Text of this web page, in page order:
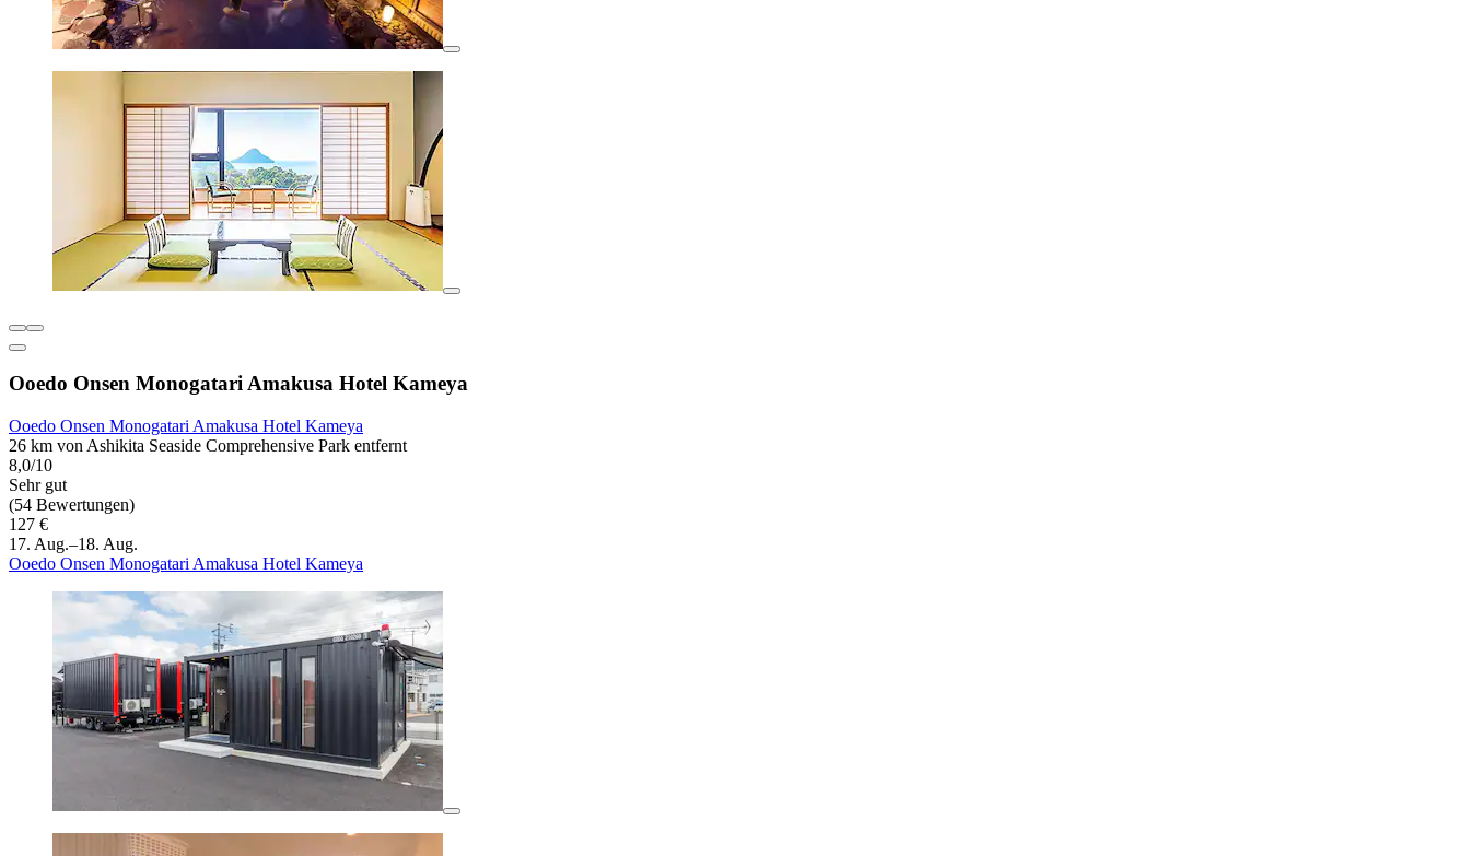
Ooedo Onsen Monogatari Amakusa Hotel Kameya
Ooedo Onsen Monogatari Amakusa Hotel Kameya
26 km von Ashikita Seaside Comprehensive Park entfernt
8,0/10
Sehr gut
(54 Bewertungen)
127 €
17. Aug.–18. Aug.
Ooedo Onsen Monogatari Amakusa Hotel Kameya